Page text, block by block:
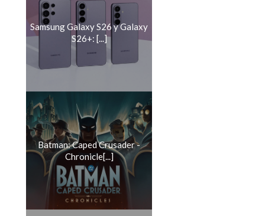
Samsung Galaxy S26 y Galaxy
S26+: [...]
Batman: Caped Crusader -
Chronicle[...]